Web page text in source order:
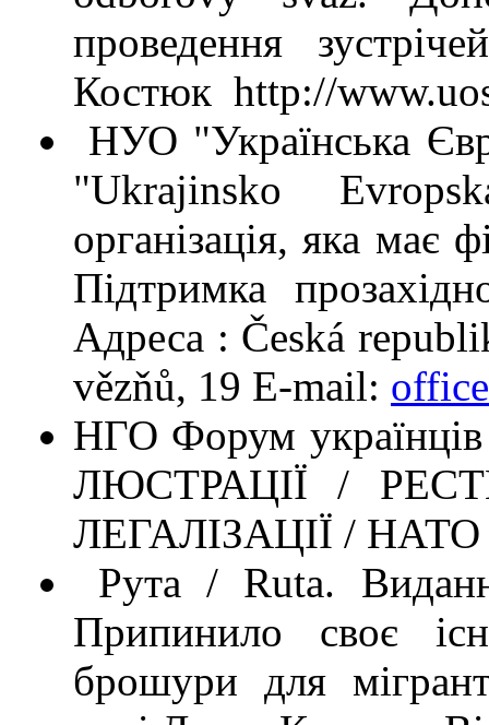
проведення
Костюк http://
НУО "Українська
"Ukrajinsko
організація, яка має
Підтримка
Адреса : Česká
vězňů, 19 E-mail:
НГО Форум
ЛЮСТРАЦІЇ /
ЛЕГАЛІЗАЦІЇ / НАТО
Рута / Ruta.
Припинило своє
брошури для